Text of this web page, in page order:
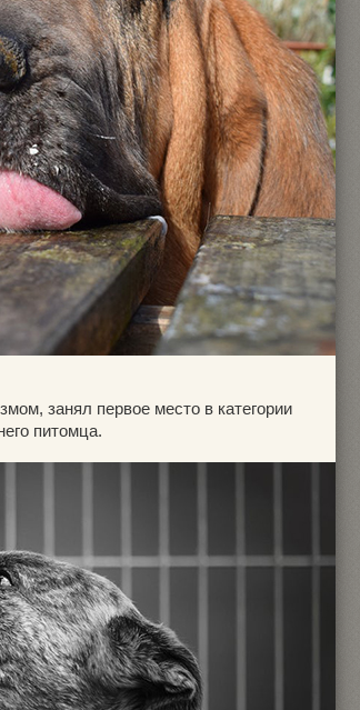
занял первое место в категории
питомца.